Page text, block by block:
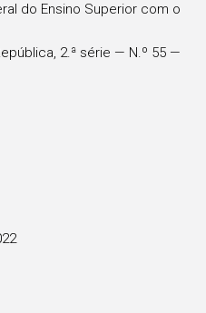
do Ensino Superior com o
2.ª série — N.º 55 —